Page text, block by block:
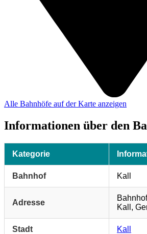
Alle Bahnhöfe auf der Karte anzeigen
Informationen über den
Kategorie
Bahnhof Kall
Adresse
Kall,
Stadt Kall